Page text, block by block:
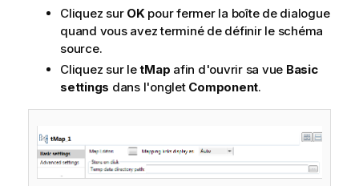
m
a
t
i
o
I
n
f
o
a
i
o
Cliquez sur OK pour fermer la boîte de dialogue
quand vous avez terminé de définir le schéma
source.
Cliquez sur letMap afin d'ouvrir sa vue Basic
settings dans l'onglet Component.